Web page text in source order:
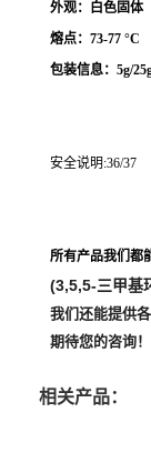
外观：白色固体
熔点： 73-77 °C
包装信息：5g/
安全说明:36/37
所有产品我们都
(3,5,5-三甲基
我们还能提供
期待您的咨询！
相关产品：